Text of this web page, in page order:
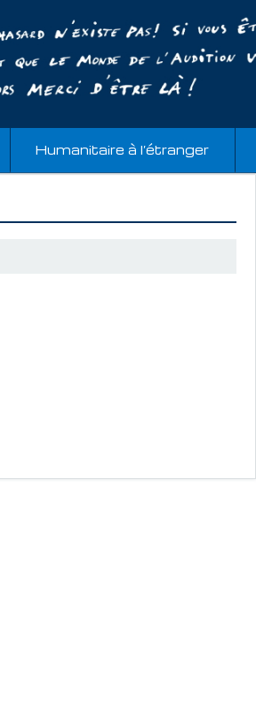
Humanitaire à l’étranger